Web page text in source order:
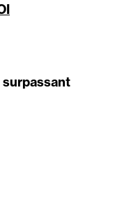
surpassant